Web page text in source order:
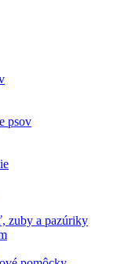
psov
zuby a pazúriky